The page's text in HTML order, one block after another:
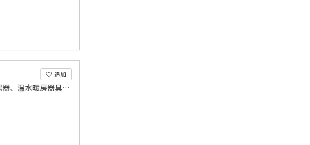
追加
「お客様品質へ、全力で。」 （調理器具、給湯器、温水暖房器具などの製造・販売）